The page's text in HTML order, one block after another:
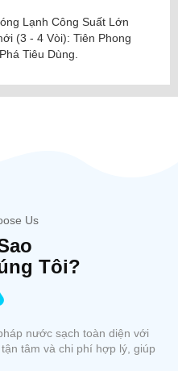
Lạnh Công Suất Lớn
(3 - 4 Vòi): Tiên Phong
Tiêu Dùng.
Us
Tôi?
nước sạch toàn diện với
tâm và chi phí hợp lý, giúp